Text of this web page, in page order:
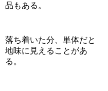
品もある。
落ち着いた分、単体だと
地味に見えることがあ
る。